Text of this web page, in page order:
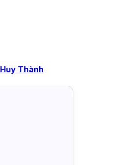
Huy Thành